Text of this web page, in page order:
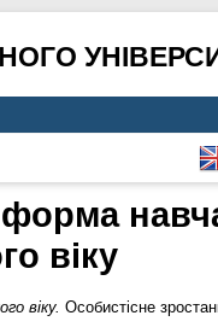
форма
віку
віку. Особистісне